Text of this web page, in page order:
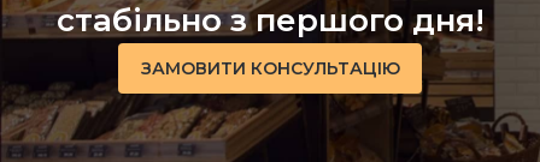
стабільно з першого дня!
ЗАМОВИТИ КОНСУЛЬТАЦІЮ